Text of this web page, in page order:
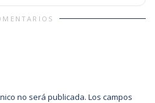
no será publicada. Los campos